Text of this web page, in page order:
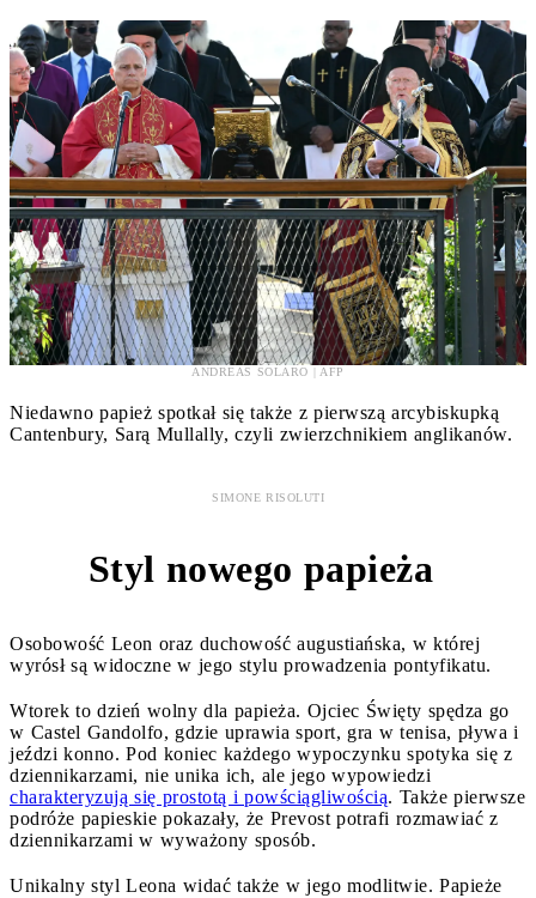
ANDREAS SOLARO | AFP
Niedawno papież spotkał się także z pierwszą arcybiskupką
Cantenbury, Sarą Mullally, czyli zwierzchnikiem anglikanów.
SIMONE RISOLUTI
Styl nowego papieża
Osobowość Leon oraz duchowość augustiańska, w której
wyrósł są widoczne w jego stylu prowadzenia pontyfikatu.
Wtorek to dzień wolny dla papieża. Ojciec Święty spędza go
w Castel Gandolfo, gdzie uprawia sport, gra w tenisa, pływa i
jeździ konno. Pod koniec każdego wypoczynku spotyka się z
dziennikarzami, nie unika ich, ale jego wypowiedzi
charakteryzują się prostotą i powściągliwością. Także pierwsze
podróże papieskie pokazały, że Prevost potrafi rozmawiać z
dziennikarzami w wyważony sposób.
Unikalny styl Leona widać także w jego modlitwie. Papieże